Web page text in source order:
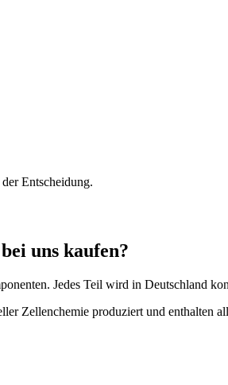
Entscheidung.
uns kaufen?
Jedes Teil wird in Deutschland
Zellenchemie produziert und enthalten